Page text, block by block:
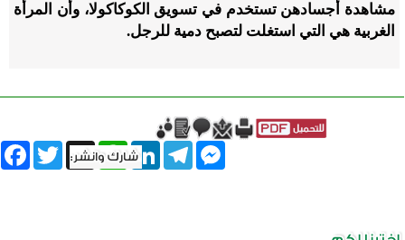
مشاهدة أجسادهن تستخدم في تسويق الكوكاكولا، وأن المرأة
الغربية هي التي استغلت لتصبح دمية للرجل.
Twitter X
WhatsAppLinkedInTelegram
Messenger